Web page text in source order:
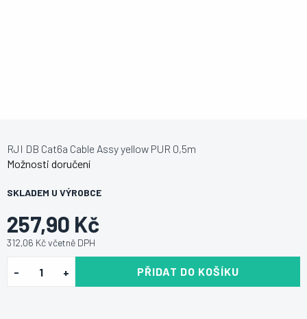
257,90 Kč
312,06 Kč včetně DPH
SKLADEM U VÝROBCE
Možnosti doručení
PŘIDAT DO KOŠÍKU
RJI DB Cat6a Cable Assy yellow PUR 0,5m